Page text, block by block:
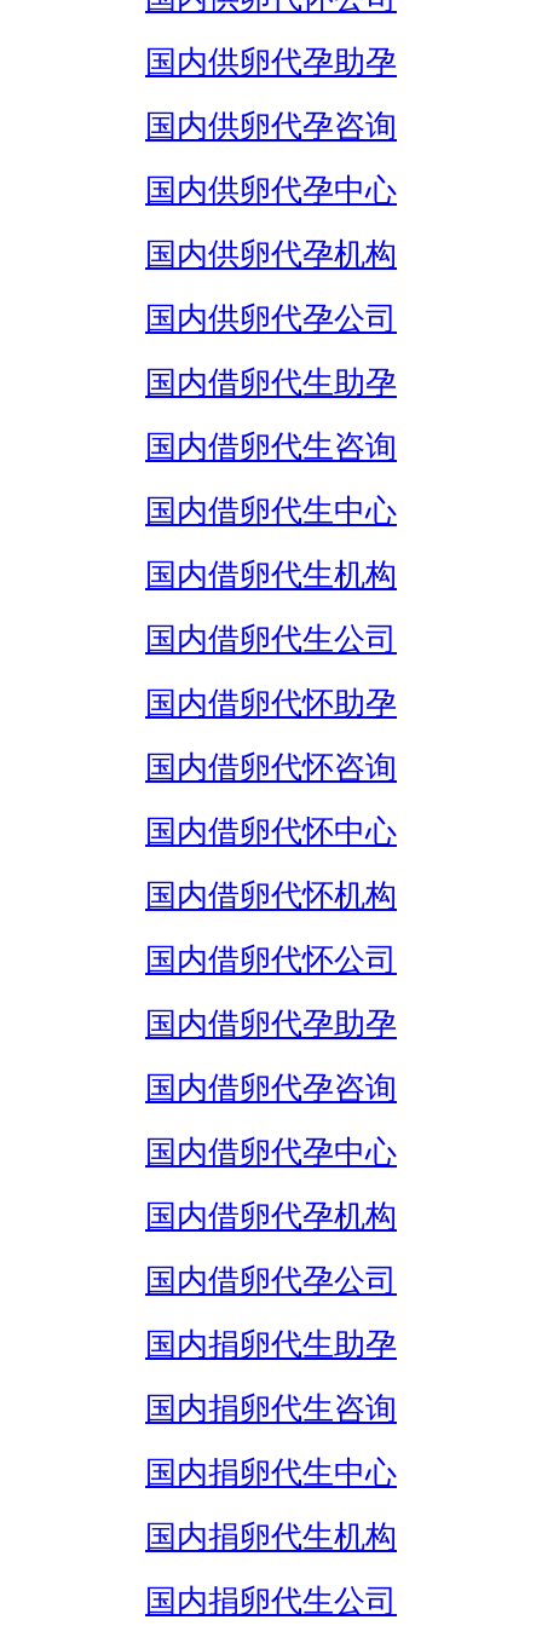
国内供卵代孕助孕
国内供卵代孕咨询
国内供卵代孕中心
国内供卵代孕机构
国内供卵代孕公司
国内借卵代生助孕
国内借卵代生咨询
国内借卵代生中心
国内借卵代生机构
国内借卵代生公司
国内借卵代怀助孕
国内借卵代怀咨询
国内借卵代怀中心
国内借卵代怀机构
国内借卵代怀公司
国内借卵代孕助孕
国内借卵代孕咨询
国内借卵代孕中心
国内借卵代孕机构
国内借卵代孕公司
国内捐卵代生助孕
国内捐卵代生咨询
国内捐卵代生中心
国内捐卵代生机构
国内捐卵代生公司